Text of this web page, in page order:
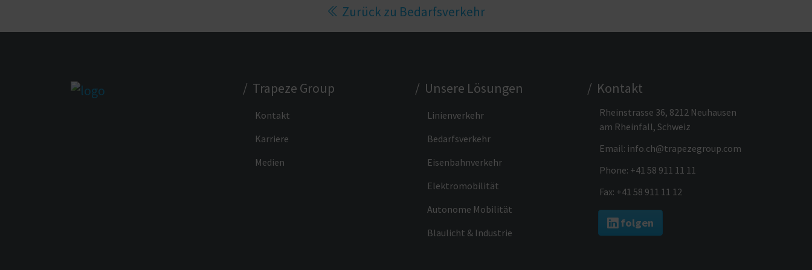
Zurück zu Bedarfsverkehr
/ Trapeze Group
Kontakt
Karriere
Medien
/ Unsere Lösungen
Linienverkehr
Bedarfsverkehr
Eisenbahnverkehr
Elektromobilität
Autonome Mobilität
Blaulicht & Industrie
/ Kontakt
Rheinstrasse 36, 8212 Neuhausen
am Rheinfall, Schweiz
Email: info.ch@trapezegroup.com
Phone: +41 58 911 11 11
Fax: +41 58 911 11 12
folgen